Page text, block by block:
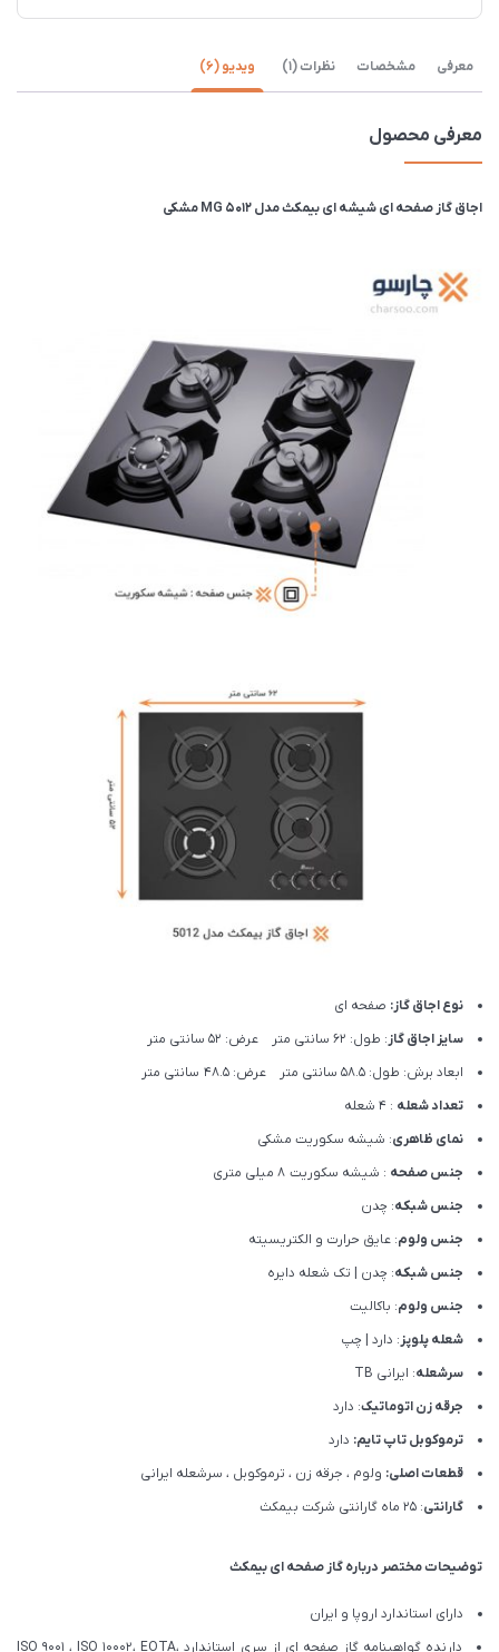
معرفی مشخصات نظرات (1) ویدیو (6)
معرفی محصول
اجاق گاز صفحه ای شیشه ای بیمکث مدل MG 5012 مشکی
نوع اجاق گاز: صفحه ای
سایز اجاق گاز: طول: 62 سانتی متر عرض: 52 سانتی متر
ابعاد برش: طول: ۵۸.۵ سانتی متر عرض: ۴۸.۵ سانتی متر
تعداد شعله : 4 شعله
نمای ظاهری: شیشه سکوریت مشکی
جنس صفحه : شیشه سکوریت ۸ میلی متری
جنس شبکه: چدن
جنس ولوم: عایق حرارت و الکتریسیته
جنس شبکه: چدن | تک شعله دایره
جنس ولوم: باکالیت
شعله پلوپز: دارد | چپ
سرشعله: ایرانی TB
جرقه زن اتوماتیک: دارد
ترموکوبل تاپ تایم: دارد
قطعات اصلی: ولوم ، جرقه زن ، ترموکوبل ، سرشعله ایرانی
گارانتی: 25 ماه گارانتی شرکت بیمکث
توضیحات مختصر درباره گاز صفحه ای بیمکث
دارای استاندارد اروپا و ایران
دارنده گواهینامه گاز صفحه ای از سری استاندارد ISO ۹۰۰۱ ، ISO ۱۰۰۰۲، EOTA،